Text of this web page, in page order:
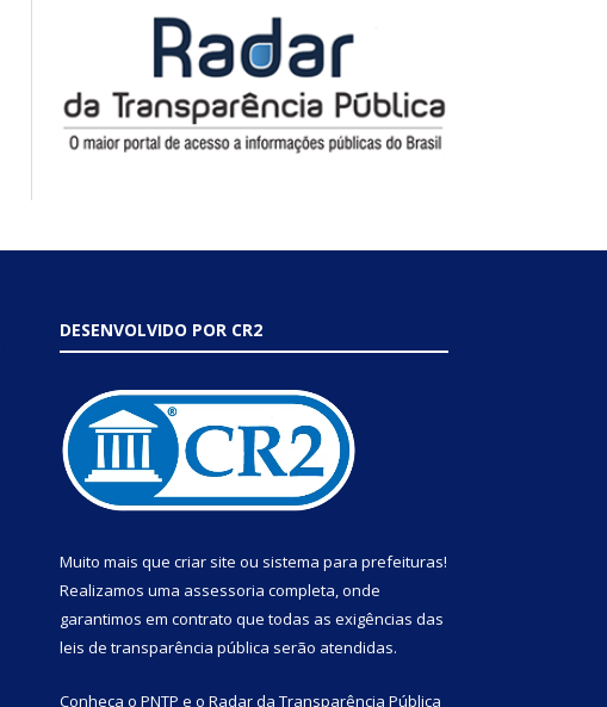
DESENVOLVIDO POR CR2
Muito mais que criar site ou sistema para prefeituras!
Realizamos uma assessoria completa, onde
garantimos em contrato que todas as exigências das
leis de transparência pública serão atendidas.
Conheça o PNTP e o Radar da Transparência Pública